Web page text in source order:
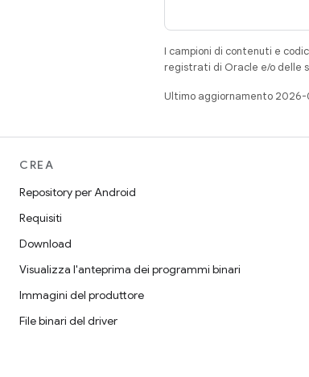
I campioni di contenuti e
registrati di Oracle e/o delle
Ultimo aggiornamento 2026-
CREA
Repository per Android
Requisiti
Download
Visualizza l'anteprima dei programmi binari
Immagini del produttore
File binari del driver